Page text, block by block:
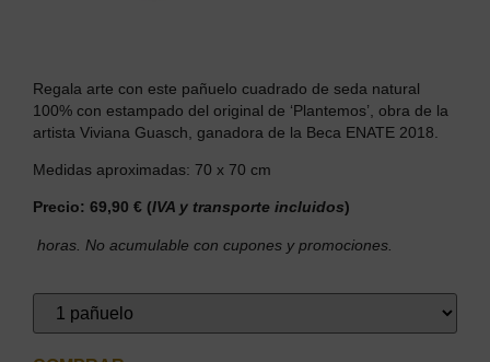
Regala arte con este pañuelo cuadrado de seda natural
100% con estampado del original de ‘Plantemos’, obra de la
artista Viviana Guasch, ganadora de la Beca ENATE 2018.
Medidas aproximadas: 70 x 70 cm
Precio: 69,90 € (IVA y transporte incluidos)
horas. No acumulable con cupones y promociones.